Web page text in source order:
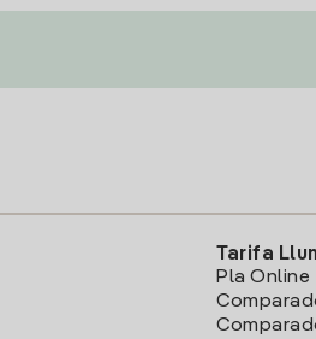
Tarifa
Pla Online